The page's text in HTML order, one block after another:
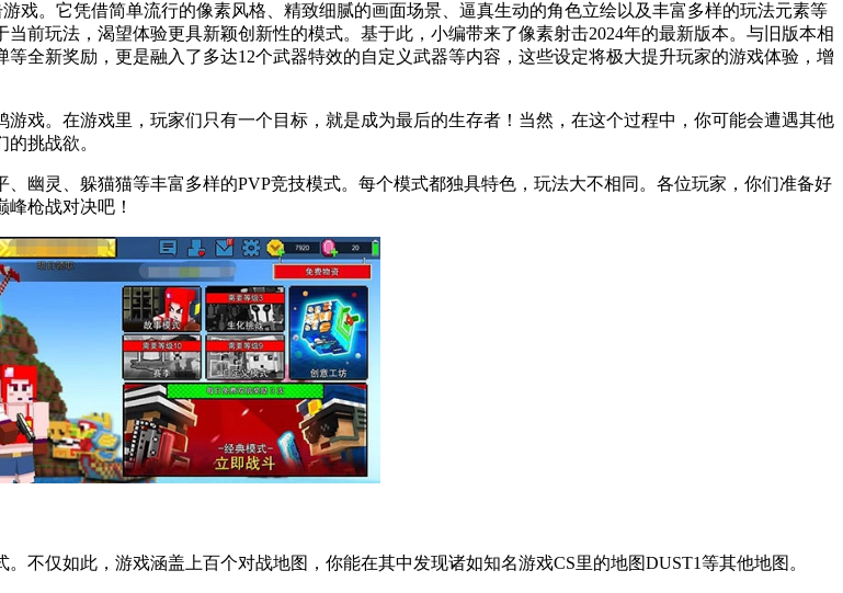
戏。它凭借简单流行的像素风格、精致细腻的画面场景、逼真生动的角色立绘以及丰富多样的玩法元素等
前玩法，渴望体验更具新颖创新性的模式。基于此，小编带来了像素射击2024年的最新版本。与旧版本相
全新奖励，更是融入了多达12个武器特效的自定义武器等内容，这些设定将极大提升玩家的游戏体验，增
戏。在游戏里，玩家们只有一个目标，就是成为最后的生存者！当然，在这个过程中，你可能会遭遇其他
挑战欲。
幽灵、躲猫猫等丰富多样的PVP竞技模式。每个模式都独具特色，玩法大不相同。各位玩家，你们准备好
枪战对决吧！
不仅如此，游戏涵盖上百个对战地图，你能在其中发现诸如知名游戏CS里的地图DUST1等其他地图。